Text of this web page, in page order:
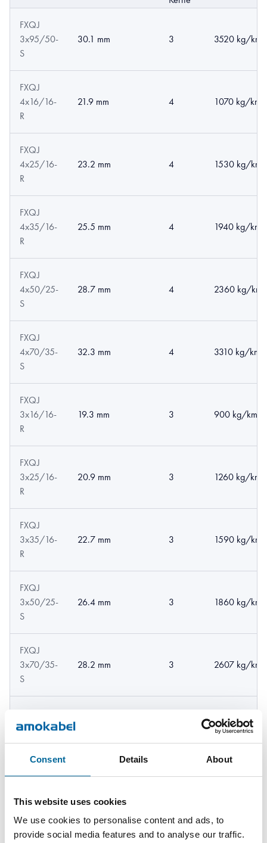
Consent Details About
This website uses cookies
We use cookies to personalise content and ads, to
provide social media features and to analyse our traffic.
FXQJ
3x95/50-
S
30.1 mm 3 3520 kg/km
FXQJ
4x16/16-
R
21.9 mm 4 1070 kg/km
FXQJ
4x25/16-
R
23.2 mm 4 1530 kg/km
FXQJ
4x35/16-
R
25.5 mm 4 1940 kg/km
FXQJ
4x50/25-
S
28.7 mm 4 2360 kg/km
FXQJ
4x70/35-
S
32.3 mm 4 3310 kg/km
FXQJ
3x16/16-
R
19.3 mm 3 900 kg/km
FXQJ
3x25/16-
R
20.9 mm 3 1260 kg/km
FXQJ
3x35/16-
R
22.7 mm 3 1590 kg/km
FXQJ
3x50/25-
S
26.4 mm 3 1860 kg/km
FXQJ
3x70/35-
S
28.2 mm 3 2607 kg/km
4x95/50-
S
4469 kg/km